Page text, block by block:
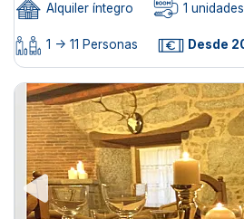
Alquiler íntegro 1 unidades
1 -> 11 Personas Desde